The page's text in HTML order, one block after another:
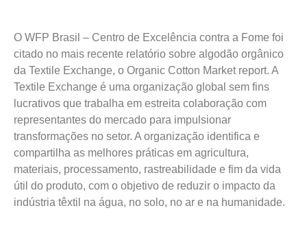
O WFP Brasil – Centro de Excelência contra a Fome foi
citado no mais recente relatório sobre algodão orgânico
da Textile Exchange, o Organic Cotton Market report. A
Textile Exchange é uma organização global sem fins
lucrativos que trabalha em estreita colaboração com
representantes do mercado para impulsionar
transformações no setor. A organização identifica e
compartilha as melhores práticas em agricultura,
materiais, processamento, rastreabilidade e fim da vida
útil do produto, com o objetivo de reduzir o impacto da
indústria têxtil na água, no solo, no ar e na humanidade.